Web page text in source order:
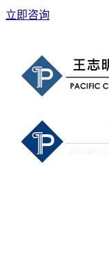
立即咨询